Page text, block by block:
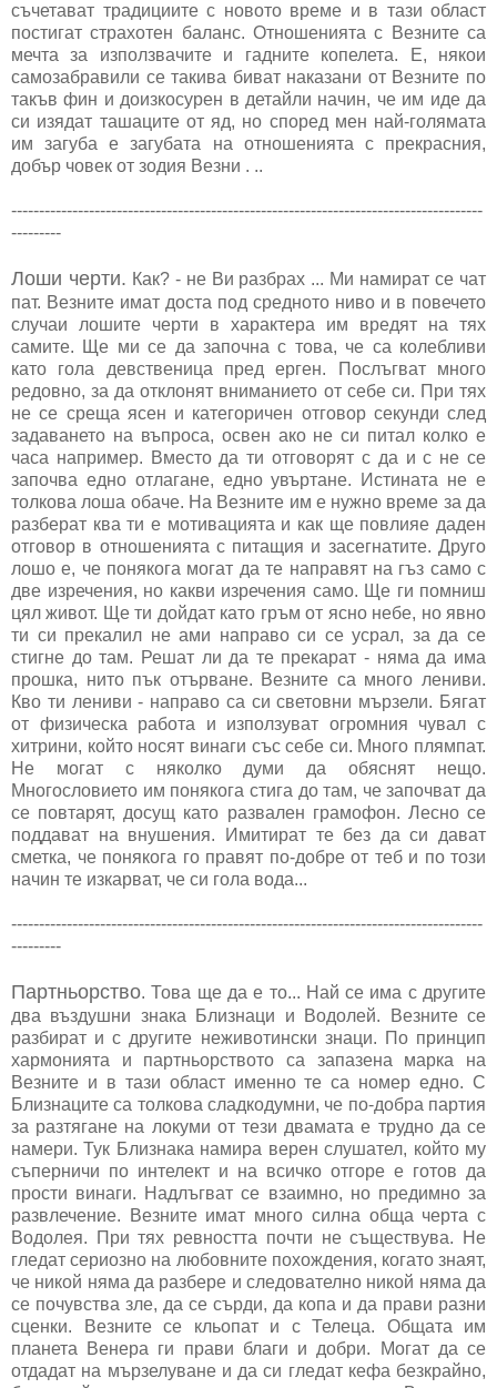
съчетават традициите с новото време и в тази област
постигат страхотен баланс. Отношенията с Везните са
мечта за използвачите и гадните копелета. Е, някои
самозабравили се такива биват наказани от Везните по
такъв фин и доизкосурен в детайли начин, че им иде да
си изядат ташаците от яд, но според мен най-голямата
им загуба е загубата на отношенията с прекрасния,
добър човек от зодия Везни . ..
-------------------------------------------------------------------------------------
---------
Лоши черти. Как? - не Ви разбрах ... Ми намират се чат
пат. Везните имат доста под средното ниво и в повечето
случаи лошите черти в характера им вредят на тях
самите. Ще ми се да започна с това, че са колебливи
като гола девственица пред ерген. Послъгват много
редовно, за да отклонят вниманието от себе си. При тях
не се среща ясен и категоричен отговор секунди след
задаването на въпроса, освен ако не си питал колко е
часа например. Вместо да ти отговорят с да и с не се
започва едно отлагане, едно увъртане. Истината не е
толкова лоша обаче. На Везните им е нужно време за да
разберат ква ти е мотивацията и как ще повлияе даден
отговор в отношенията с питащия и засегнатите. Друго
лошо е, че понякога могат да те направят на гъз само с
две изречения, но какви изречения само. Ще ги помниш
цял живот. Ще ти дойдат като гръм от ясно небе, но явно
ти си прекалил не ами направо си се усрал, за да се
стигне до там. Решат ли да те прекарат - няма да има
прошка, нито пък отърване. Везните са много лениви.
Кво ти лениви - направо са си световни мързели. Бягат
от физическа работа и използуват огромния чувал с
хитрини, който носят винаги със себе си. Много плямпат.
Не могат с няколко думи да обяснят нещо.
Многословието им понякога стига до там, че започват да
се повтарят, досущ като развален грамофон. Лесно се
поддават на внушения. Имитират те без да си дават
сметка, че понякога го правят по-добре от теб и по този
начин те изкарват, че си гола вода...
-------------------------------------------------------------------------------------
---------
Партньорство. Това ще да е то... Най се има с другите
два въздушни знака Близнаци и Водолей. Везните се
разбират и с другите неживотински знаци. По принцип
хармонията и партньорството са запазена марка на
Везните и в тази област именно те са номер едно. С
Близнаците са толкова сладкодумни, че по-добра партия
за разтягане на локуми от тези двамата е трудно да се
намери. Тук Близнака намира верен слушател, който му
съперничи по интелект и на всичко отгоре е готов да
прости винаги. Надлъгват се взаимно, но предимно за
развлечение. Везните имат много силна обща черта с
Водолея. При тях ревността почти не съществува. Не
гледат сериозно на любовните похождения, когато знаят,
че никой няма да разбере и следователно никой няма да
се почувства зле, да се сърди, да копа и да прави разни
сценки. Везните се кльопат и с Телеца. Общата им
планета Венера ги прави благи и добри. Могат да се
отдадат на мързелуване и да си гледат кефа безкрайно,